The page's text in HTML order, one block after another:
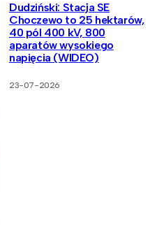
Dudziński: Stacja SE
Choczewo to 25 hektarów,
40 pól 400 kV, 800
aparatów wysokiego
napięcia (WIDEO)
23-07-2026